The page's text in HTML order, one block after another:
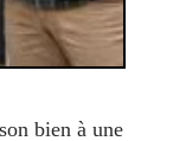
bien à une